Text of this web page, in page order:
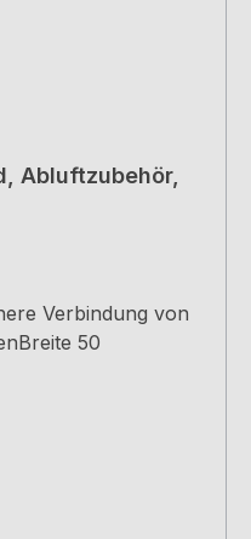
Abluftzubehör,
Verbindung von
50